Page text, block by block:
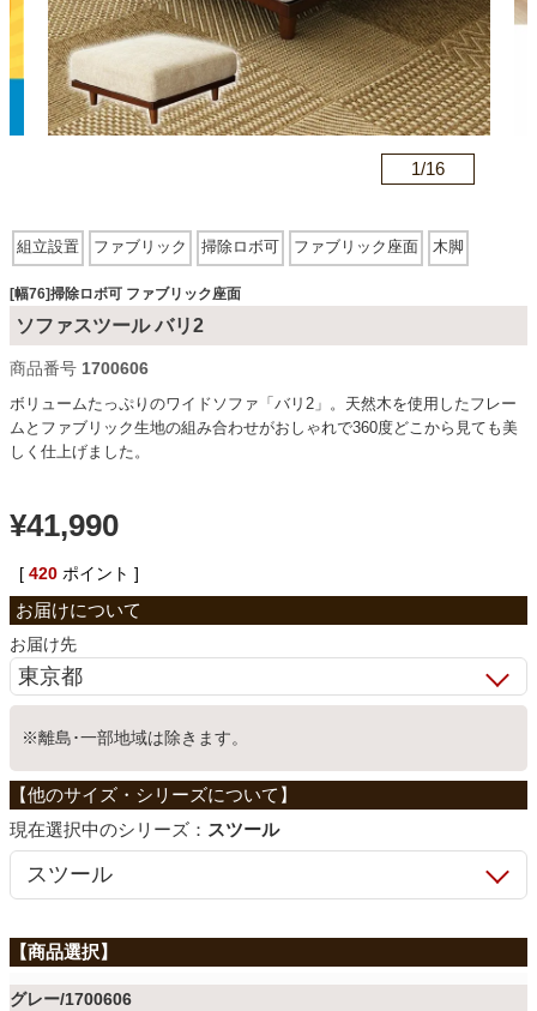
カテゴリから探す
ソファ
ダイニングテーブル・セット
椅子・チェア
食器棚・キッチン収納
収納家具
ホームオフィス
こたつ
寝具
1/16
組立設置 ファブリック 掃除ロボ可 ファブリック座面 木脚
[幅76]掃除ロボ可 ファブリック座面
ソファスツール バリ2
商品番号 1700606
ボリュームたっぷりのワイドソファ「バリ2」。天然木を使用したフレー
ムとファブリック生地の組み合わせがおしゃれで360度どこから見ても美
しく仕上げました。
¥41,990
[ 420 ポイント ]
お届け先
※離島･一部地域は除きます。
シリーズ： スツール
グレー/1700606